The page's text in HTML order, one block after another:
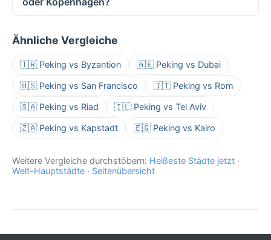
Ähnliche Vergleiche
🇹🇷 Peking vs Byzantion 🇦🇪 Peking vs Dubai
🇺🇸 Peking vs San Francisco 🇮🇹 Peking vs Rom
🇸🇦 Peking vs Riad 🇮🇱 Peking vs Tel Aviv
🇿🇦 Peking vs Kapstadt 🇪🇬 Peking vs Kairo
Weitere Vergleiche durchstöbern: Heißeste Städte jetzt ·
Welt-Hauptstädte · Seitenübersicht